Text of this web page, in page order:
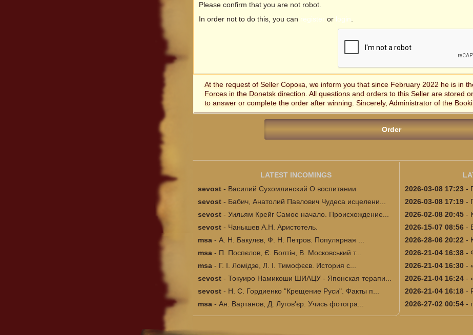
Please confirm that you are not robot.
In order not to do this, you can register or login
At the request of Seller Сорока, we inform you that since February 2022 he is in
Forces in the Donetsk direction. All questions and orders to this Seller are stored
to answer or complete the order after winning. Sincerely, Administrator of the
LATEST INCOMINGS
sevost - Василий Сухомлинский О воспитании
sevost - Бабич, Анатолий Павлович Чудеса исцелени...
sevost -Уильям Крейг Самое начало. Происхождение...
sevost - Чанышев А.Н. Аристотель.
msa -А. Н. Бакулєв, Ф. Н. Петров. Популярная ...
msa - П. Поспєлов, Є. Болтін, В. Московський т...
msa - Г. І. Ломідзе, Л. І. Тимофєєв. История с...
sevost -Токуиро Намикоши ШИАЦУ - Японская терапи...
sevost - Н. С. Гордиенко "Крещение Руси". Факты п...
msa -Ан. Вартанов, Д. Лугов'єр. Учись фотогра...
2026-03-08 17:23-
2026-03-08 17:19-
2026-02-08 20:45-
2026-15-07 08:56-
2026-28-06 20:22 -
2026-21-04 16:38-
2026-21-04 16:30-
2026-21-04 16:24-
2026-21-04 16:18-
2026-27-02 00:54-